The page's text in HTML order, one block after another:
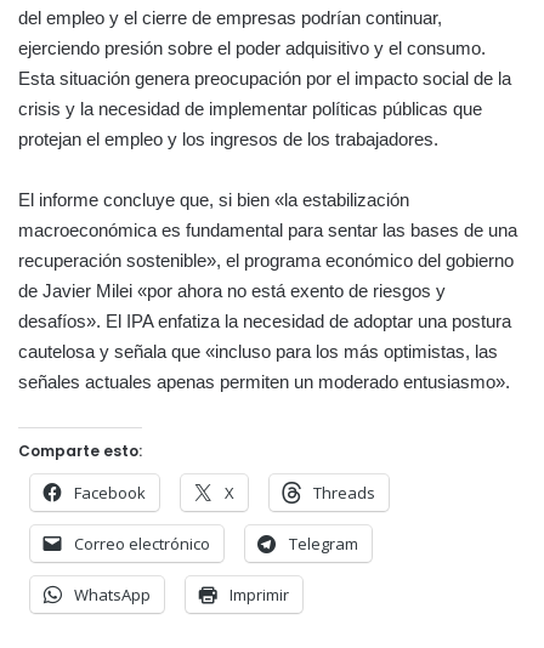
del empleo y el cierre de empresas podrían continuar,
ejerciendo presión sobre el poder adquisitivo y el consumo.
Esta situación genera preocupación por el impacto social de la
crisis y la necesidad de implementar políticas públicas que
protejan el empleo y los ingresos de los trabajadores.
El informe concluye que, si bien «la estabilización
macroeconómica es fundamental para sentar las bases de una
recuperación sostenible», el programa económico del gobierno
de Javier Milei «por ahora no está exento de riesgos y
desafíos». El IPA enfatiza la necesidad de adoptar una postura
cautelosa y señala que «incluso para los más optimistas, las
señales actuales apenas permiten un moderado entusiasmo».
Comparte esto:
Facebook X Threads
Correo electrónico Telegram
WhatsApp Imprimir